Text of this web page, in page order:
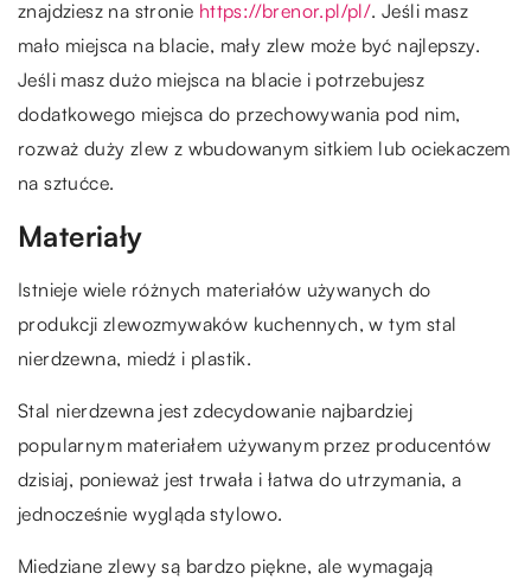
znajdziesz na stronie https://brenor.pl/pl/. Jeśli masz
mało miejsca na blacie, mały zlew może być najlepszy.
Jeśli masz dużo miejsca na blacie i potrzebujesz
dodatkowego miejsca do przechowywania pod nim,
rozważ duży zlew z wbudowanym sitkiem lub ociekaczem
na sztućce.
Materiały
Istnieje wiele różnych materiałów używanych do
produkcji zlewozmywaków kuchennych, w tym stal
nierdzewna, miedź i plastik.
Stal nierdzewna jest zdecydowanie najbardziej
popularnym materiałem używanym przez producentów
dzisiaj, ponieważ jest trwała i łatwa do utrzymania, a
jednocześnie wygląda stylowo.
Miedziane zlewy są bardzo piękne, ale wymagają